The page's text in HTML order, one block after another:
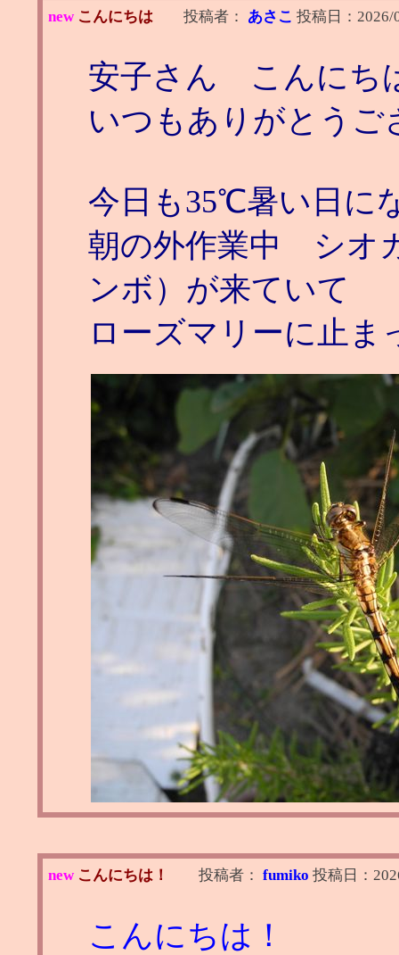
new こんにちは 投稿者： あさこ 投稿日： 2026/
安子さん こんにち
いつもありがとうご
今日も35℃暑い日に
朝の外作業中 シオ
ンボ）が来ていて
ローズマリーに止ま
new こんにちは！ 投稿者： fumiko 投稿日：
こんにちは！